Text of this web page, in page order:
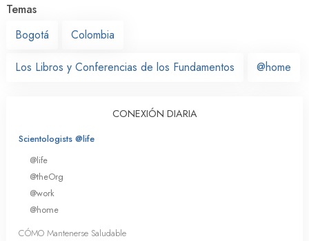
Temas
Bogotá
Colombia
Los Libros y Conferencias de los Fundamentos @home
CONEXIÓN DIARIA
Scientologists @life
@life
@theOrg
@work
@home
CÓMO Mantenerse Saludable